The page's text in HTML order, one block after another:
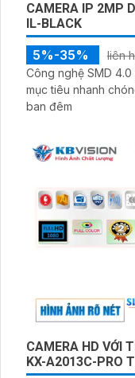
CAMERA IP 2MP
IL-BLACK
5%-35%
liên
Công nghệ SMD 4.0
mục tiêu nhanh
ban đêm
CAMERA HD VỚI
KX-A2013C-PRO